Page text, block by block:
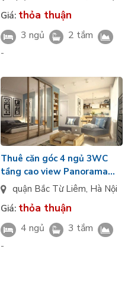
Square Cổ Nhuế
Giá: thỏa thuận
3 ngủ
2 tắm
-
Thuê căn góc 4 ngủ 3WC
tầng cao view Panorama
nội thất cao cấp đủ đồ Jade
Square Phạm Văn Đồng
quận Bắc Từ Liêm, Hà Nội
Giá: thỏa thuận
4 ngủ
3 tắm
-